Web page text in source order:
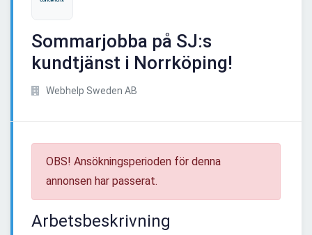
Sommarjobba på SJ:s
kundtjänst i Norrköping!
Webhelp Sweden AB
OBS! Ansökningsperioden för denna
annonsen har passerat.
Arbetsbeskrivning